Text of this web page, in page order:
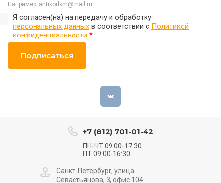
Например, antikorlkm@mail.ru
Я согласен(на) на передачу и обработку
персональных данных в соответствии с Политикой
конфиденциальности *
Подписаться
+7 (812) 701-01-42
ПН-ЧТ 09:00-17:30
ПТ 09:00-16:30
Санкт-Петербург, улица
Севастьянова, 3, офис 104